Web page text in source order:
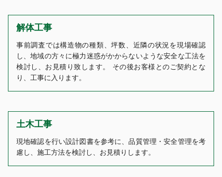
解体工事
事前調査では構造物の種類、坪数、近隣の状況を現場確認
し、地域の方々に極力迷惑がかからないような安全な工法を
検討し、お見積り致します。 その後お客様とのご契約とな
り、工事に入ります。
土木工事
現地確認を行い設計図書を参考に、品質管理・安全管理を考
慮し、施工方法を検討し、お見積りします。